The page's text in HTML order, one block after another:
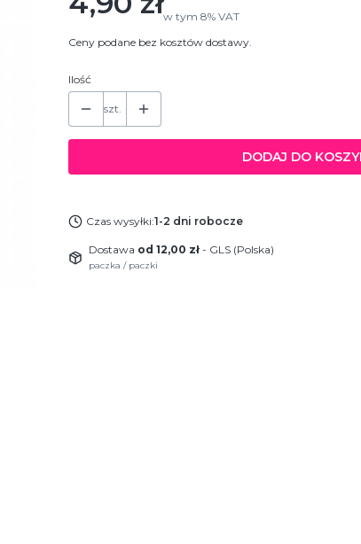
w tym 8% VAT
Ceny podane bez kosztów dostawy.
Ilość
szt.
DODAJ DO
Czas wysyłki:1-2 dni robocze
Dostawa od 12,00 zł - GLS (Polska)
paczka / paczki